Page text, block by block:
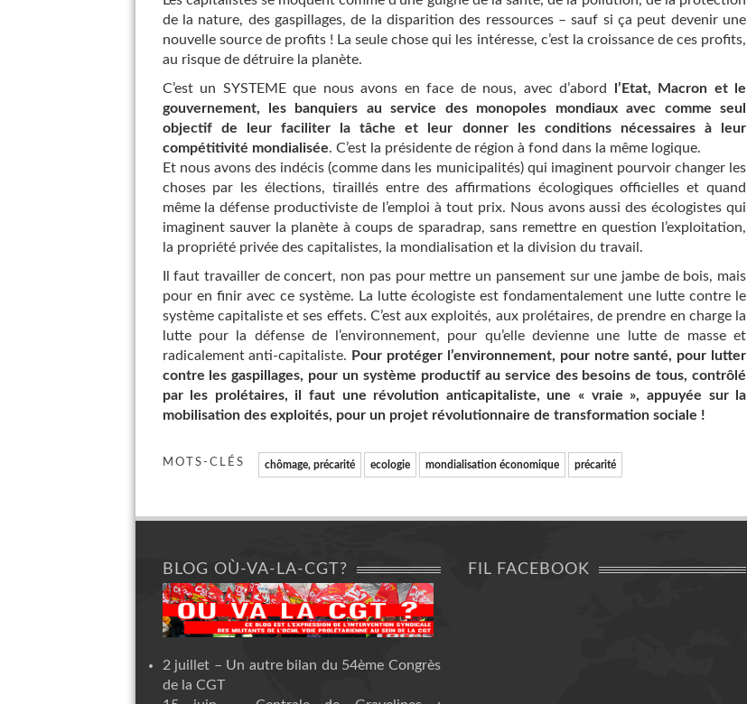
de la nature, des gaspillages, de la disparition des ressources – sauf si ça peut devenir une
nouvelle source de profits ! La seule chose qui les intéresse, c’est la croissance de ces profits,
au risque de détruire la planète.
C’est un SYSTEME que nous avons en face de nous, avec d’abord
l’Etat, Macron et le
gouvernement, les banquiers au service des monopoles mondiaux avec comme seul
objectif de leur faciliter la tâche et leur donner les conditions nécessaires à leur
compétitivité mondialisée. C’est la présidente de région à fond dans la même logique.
Et nous avons des indécis (comme dans les municipalités) qui imaginent pourvoir changer les
choses par les élections, tiraillés entre des affirmations écologiques officielles et quand
même la défense productiviste de l’emploi à tout prix. Nous avons aussi des écologistes qui
imaginent sauver la planète à coups de sparadrap, sans remettre en question l’exploitation,
la propriété privée des capitalistes, la mondialisation et la division du travail.
Il faut travailler de concert, non pas pour mettre un pansement sur une jambe de bois, mais
pour en finir avec ce système. La lutte écologiste est fondamentalement une lutte contre le
système capitaliste et ses effets. C’est aux exploités, aux prolétaires, de prendre en charge la
lutte pour la défense de l’environnement, pour qu’elle devienne une lutte de masse et
radicalement anti-capitaliste. Pour protéger l’environnement, pour notre santé, pour lutter
contre les gaspillages, pour un système productif au service des besoins de tous, contrôlé
par les prolétaires, il faut une révolution anticapitaliste, une « vraie », appuyée sur la
mobilisation des exploités, pour un projet révolutionnaire de transformation sociale !
MOTS-CLÉS chômage, précarité ecologie mondialisation économique précarité
BLOG OÙ-VA-LA-CGT?
2 juillet – Un autre bilan du 54ème Congrès
de la CGT
FIL FACEBOOK